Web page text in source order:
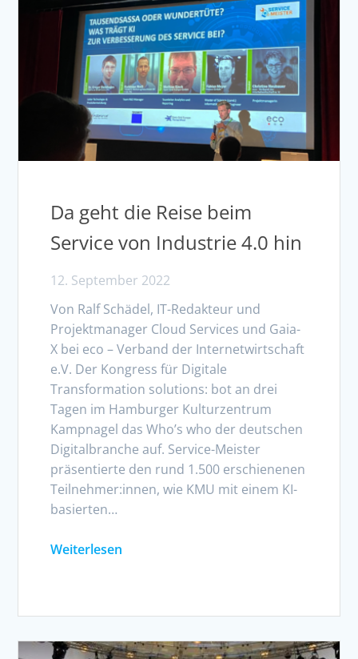
Da geht die Reise beim
Service von Industrie 4.0 hin
12. September 2022
Von Ralf Schädel, IT-Redakteur und
Projektmanager Cloud Services und Gaia-
X bei eco – Verband der Internetwirtschaft
e.V. Der Kongress für Digitale
Transformation solutions: bot an drei
Tagen im Hamburger Kulturzentrum
Kampnagel das Who’s who der deutschen
Digitalbranche auf. Service-Meister
präsentierte den rund 1.500 erschienenen
Teilnehmer:innen, wie KMU mit einem KI-
basierten…
Weiterlesen